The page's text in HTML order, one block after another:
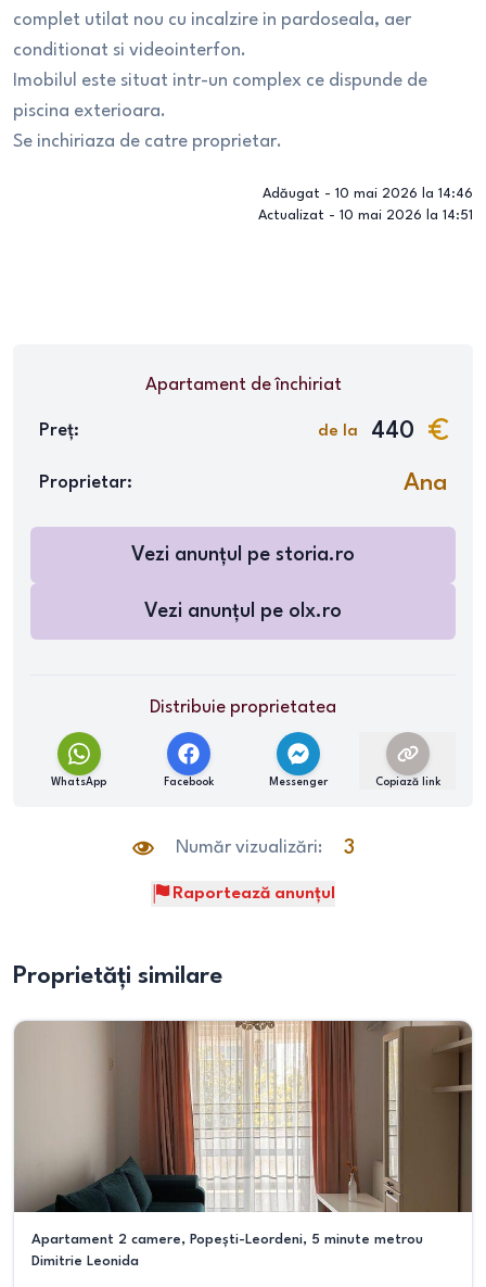
complet utilat nou cu incalzire in pardoseala, aer
conditionat si videointerfon.
Imobilul este situat intr-un complex ce dispunde de
piscina exterioara.
Se inchiriaza de catre proprietar.
Adăugat - 10 mai 2026 la 14:46
Actualizat - 10 mai 2026 la 14:51
Apartamentde închiriat
Preț: de la 440
Proprietar: Ana
Vezi anunțul pe storia.ro
Vezi anunțul pe olx.ro
Distribuie proprietatea
WhatsApp Facebook Messenger Copiază link
Număr vizualizări: 3
Raportează anunțul
Proprietăți similare
Apartament 2 camere, Popești-Leordeni, 5 minute metrou
Dimitrie Leonida